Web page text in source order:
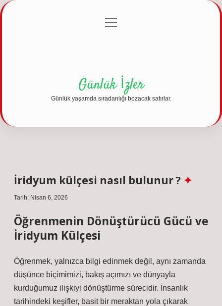
Gizlilik Politikası
menüyü
Günlük İzler
Günlük yaşamda sıradanlığı bozacak satırlar.
İridyum külçesi nasıl bulunur ?
Tarih: Nisan 6, 2026
Öğrenmenin Dönüştürücü Gücü ve
İridyum Külçesi
Öğrenmek, yalnızca bilgi edinmek değil, aynı zamanda
düşünce biçimimizi, bakış açımızı ve dünyayla
kurduğumuz ilişkiyi dönüştürme sürecidir. İnsanlık
tarihindeki keşifler, basit bir meraktan yola çıkarak